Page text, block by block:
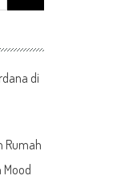
for:
di
Rumah